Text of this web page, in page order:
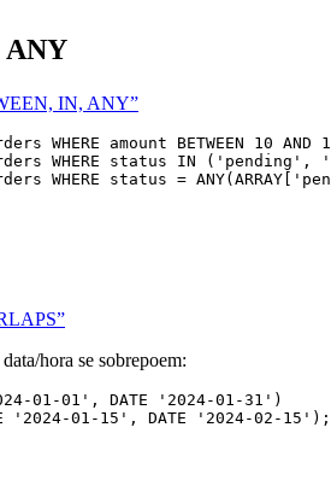
ANY
IN, ANY”
WHERE amount BETWEEN 10 AND
WHERE status IN ( ' pending ' ,
'
WHERE status = ANY( ARRAY
hora se sobrepoem:
01-01 ' , DATE ' 2024-01-31 ' )
' 2024-01-15 ' , DATE ' 2024-02-15 ' );